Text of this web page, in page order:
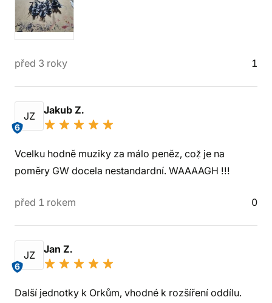
před 3 roky 1
JZ
6
Jakub Z.
Vcelku hodně muziky za málo peněz, coẓ̌ je na
poměry GW docela nestandardní. WAAAAGH !!!
před 1 rokem 0
JZ
6
Jan Z.
Další jednotky k Orkům, vhodné k rozšíření oddílu.